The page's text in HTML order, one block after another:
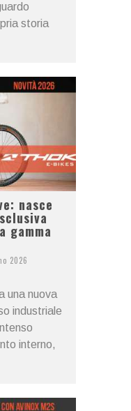
storia
nasce
gamma
2026
una nuova
industriale
interno,